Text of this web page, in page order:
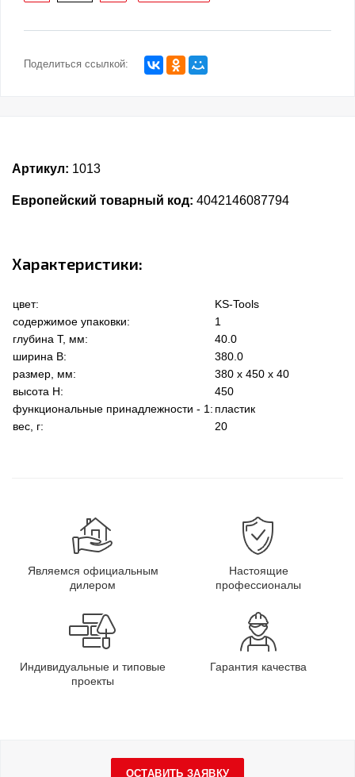
Поделиться ссылкой:
Артикул: 1013
Европейский товарный код: 4042146087794
Характеристики:
цвет:
KS-Tools
содержимое упаковки:
1
глубина Т, мм:
40.0
ширина В:
380.0
размер, мм:
380 x 450 x 40
высота Н:
450
функциональные принадлежности - 1: пластик
вес, г:
20
Являемся официальным
дилером
Настоящие
профессионалы
Индивидуальные и типовые
проекты
Гарантия качества
ОСТАВИТЬ ЗАЯВКУ